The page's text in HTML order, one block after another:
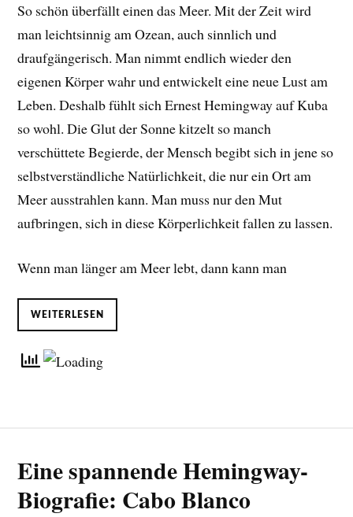
So schön überfällt einen das Meer. Mit der Zeit wird
man leichtsinnig am Ozean, auch sinnlich und
draufgängerisch. Man nimmt endlich wieder den
eigenen Körper wahr und entwickelt eine neue Lust am
Leben. Deshalb fühlt sich Ernest Hemingway auf Kuba
so wohl. Die Glut der Sonne kitzelt so manch
verschüttete Begierde, der Mensch begibt sich in jene so
selbstverständliche Natürlichkeit, die nur ein Ort am
Meer ausstrahlen kann. Man muss nur den Mut
aufbringen, sich in diese Körperlichkeit fallen zu lassen.
Wenn man länger am Meer lebt, dann kann man
WEITERLESEN
Eine spannende Hemingway-
Biografie: Cabo Blanco